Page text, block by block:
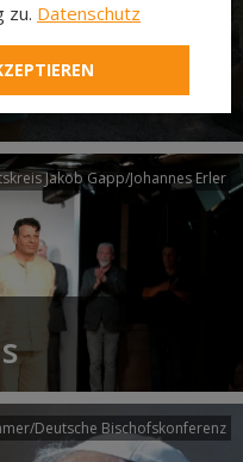
Via
Jakob Gapp/Johannes Erler
Deutsche Bischofskonferenz
zu. Datenschutz